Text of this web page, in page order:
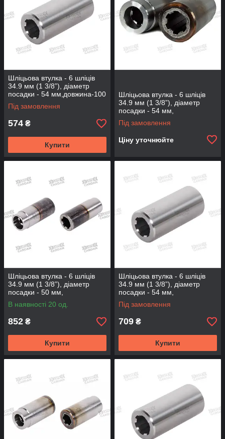
Шліцьова втулка - 6 шліців
34.9 мм (1 3/8”), діаметр
посадки - 54 мм,довжина-100
мм (BS-6-100-54)
Під замовлення
574 ₴
Купити
Шліцьова втулка - 6 шліців
34.9 мм (1 3/8”), діаметр
посадки - 54 мм,
довжина-115мм (BS-6-115-
54)
Під замовлення
Ціну уточнюйте
Шліцьова втулка - 6 шліців
34.9 мм (1 3/8”), діаметр
посадки - 50 мм,
довжина-120мм (BS-6-120-50
46)
В наявності 20 од.
852 ₴
Купити
Шліцьова втулка - 6 шліців
34.9 мм (1 3/8”), діаметр
посадки - 54 мм,
довжина-120мм (BS-6-120-
54)
Під замовлення
709 ₴
Купити